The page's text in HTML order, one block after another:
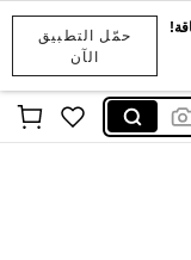
حمّل التطبيق
الآن